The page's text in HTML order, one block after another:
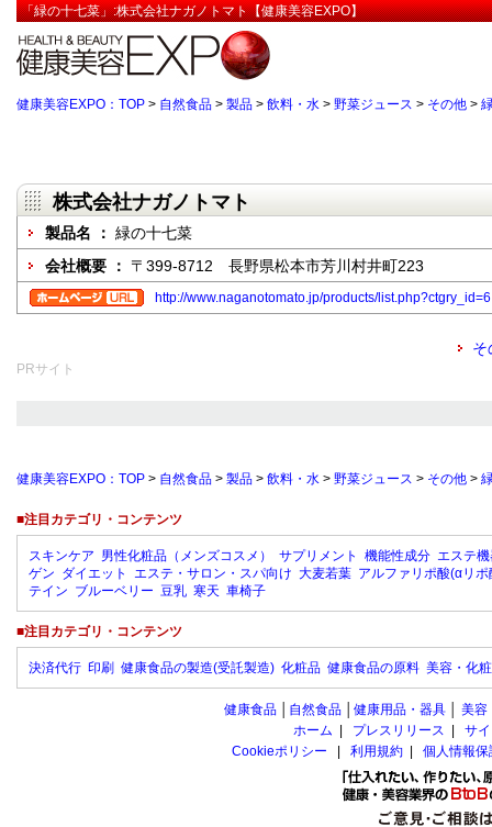
「緑の十七菜」:株式会社ナガノトマト【健康美容EXPO】
健康美容EXPO：TOP > 自然食品 > 製品 > 飲料・水 > 野菜ジュース > その他 >
株式会社ナガノトマト
製品名 ： 緑の十七菜
会社概要 ： 〒399-8712 長野県松本市芳川村井町223
http://www.naganotomato.jp/products/list.php?ctgry_id=6
そ
PRサイト
健康美容EXPO：TOP > 自然食品 > 製品 > 飲料・水 > 野菜ジュース > その他 >
■注目カテゴリ・コンテンツ
スキンケア 男性化粧品（メンズコスメ） サプリメント 機能性成分 エステ
ゲン ダイエット エステ・サロン・スパ向け 大麦若葉 アルファリポ酸(αリポ
テイン ブルーベリー 豆乳 寒天 車椅子
■注目カテゴリ・コンテンツ
決済代行 印刷 健康食品の製造(受託製造) 化粧品 健康食品の原料 美容・化
健康食品 自然食品 健康用品・器具 美容
ホーム
プレスリリース
サ
Cookieポリシー
利用規約 個人情報